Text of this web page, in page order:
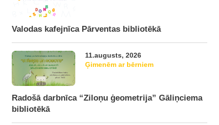
Valodas kafejnīca Pārventas bibliotēkā
11.augusts, 2026
Ģimenēm ar bērniem
Radošā darbnīca “Ziloņu ģeometrija” Gāliņciema
bibliotēkā